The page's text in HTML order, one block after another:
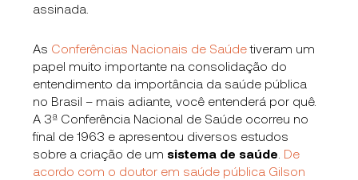
assinada.
As Conferências Nacionais de Saúdetiveram um
papel muito importante na consolidação do
entendimento da importância da saúde pública
no Brasil – mais adiante, você entenderá por quê.
A 3ª Conferência Nacional de Saúde ocorreu no
final de 1963 e apresentou diversos estudos
sobre a criação de um sistema de saúde De
acordo com o doutor em saúde pública Gilson